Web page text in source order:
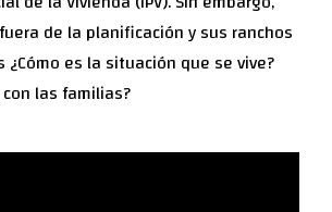
de la planificación y sus ranchos
es la situación que se vive?
las familias?